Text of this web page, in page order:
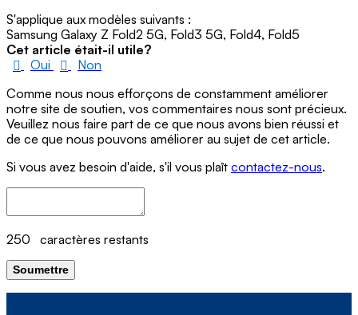
S'applique aux modèles suivants :
Samsung Galaxy Z Fold2 5G, Fold3 5G, Fold4, Fold5
Cet article était-il utile?
Oui
Non
Comme nous nous efforçons de constamment améliorer
notre site de soutien, vos commentaires nous sont précieux.
Veuillez nous faire part de ce que nous avons bien réussi et
de ce que nous pouvons améliorer au sujet de cet article.
Si vous avez besoin d'aide, s'il vous plaît contactez-nous.
250 caractères restants
Soumettre